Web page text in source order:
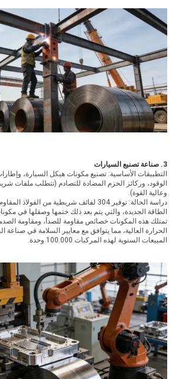
3. صناعة تصنيع السيارات
التطبيقات الأساسية: تصنيع مكونات هيكل السيارة،
الوقود، وركائز الحزم المضادة للتصادم (تتطلب ملفات
وعالية القوة).
دراسة الحالة: توفير 304 لفائف شريطية من
الطاقة الجديدة، والتي يتم بعد ذلك ختمها وصقلها في
تمتلك هذه المكونات خصائص مقاومة للصدأ، ومقاومة
الحرارة العالية، مما يتوافق مع معايير السلامة في صناعة
المبيعات السنوية لهذه المركبات 100.000 وحدة.